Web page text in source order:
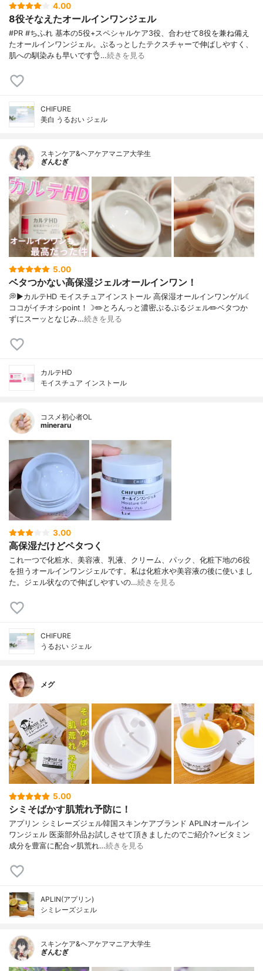
4.00
8役そなえたオールインワンジェル
#PR #ちふれ 基本の5役+スペシャルケア3役、合わせて8役を兼ね備え
たオールインワンジェル。ぷるっとしたテクスチャーで伸ばしやすく、
肌への馴染みも早いです👌…続きを見る
CHIFURE
美白 うるおい ジェル
スキンケア&ヘアケアマニア大学生
ぎんむぎ
5.00
ベタつかない高保湿ジェルオールインワン！
💭▶️カルテHD モイスチュアインストール 高保湿オールインワンゲル☾
ココがイチオシpoint！☽✏️とろんっと濃密ぷるぷるジェル✏️ベタつか
ずにスーッとなじみ…続きを見る
カルテHD
モイスチュア インストール
コスメ初心者OL
mineraru
3.00
高保湿だけどペタつく
これ一つで化粧水、美容液、乳液、クリーム、パック、化粧下地の6役
を担うオールインワンジェルです。私は化粧水や美容液の後に使いまし
た。ジェル状なので伸ばしやすいの…続きを見る
CHIFURE
うるおい ジェル
メグ
5.00
シミそばかす肌荒れ予防に！
アプリン シミレーズジェル韓国スキンケアブランド APLINオールイン
ワンジェル 医薬部外品お試しさせて頂きましたのでご紹介?✓ビタミン
成分を豊富に配合✓肌荒れ…続きを見る
APLIN(アプリン)
シミレーズジェル
スキンケア&ヘアケアマニア大学生
ぎんむぎ